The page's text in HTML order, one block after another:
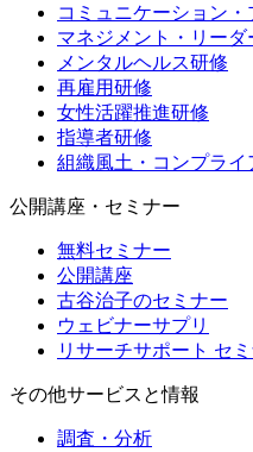
コミュニケーション・
マネジメント・リー
メンタルヘルス研修
再雇用研修
女性活躍推進研修
指導者研修
組織風土・コンプライ
公開講座・セミナー
無料セミナー
公開講座
古谷治子のセミナー
ウェビナーサプリ
リサーチサポート セ
その他サービスと情報
調査・分析